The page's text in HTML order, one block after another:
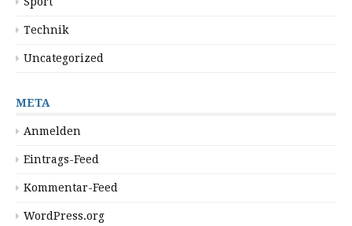
Technik
Uncategorized
META
Anmelden
Eintrags-Feed
Kommentar-Feed
WordPress.org